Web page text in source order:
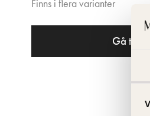
Finns i flera varianter
Gå till